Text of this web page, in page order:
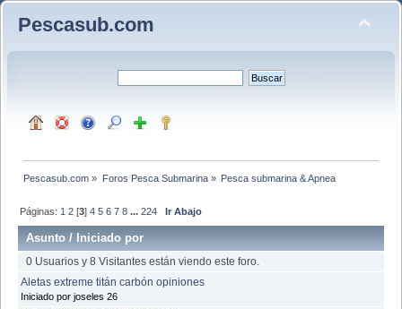
Pescasub.com
Pescasub.com » Foros Pesca Submarina» Pesca submarina & Apnea
Páginas: 1 2 [3]4 5 6 7 8 ...224 Ir Abajo
Asunto /Iniciado por
0 Usuarios y 8 Visitantes están viendo este foro.
Aletas extreme titán carbón opiniones
Iniciado por joseles 26